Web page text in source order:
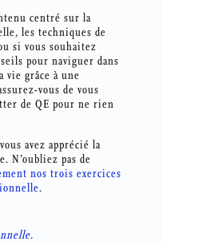
centré sur la
les techniques de
si vous souhaitez
pour naviguer dans
vie grâce à une
vous de vous
de QE pour ne rien
avez apprécié la
N’oubliez pas de
nos trois exercices
.